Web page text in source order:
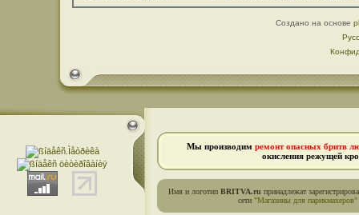
Создано на основе
Мы производим ремонт опасных бритв
окисления режущей
Имя и логотип BRITVA.ru принадлежат
сети "Магазины для парикмахеров"